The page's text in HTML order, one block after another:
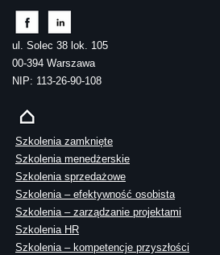
ul. Solec 38 lok. 105
00-394 Warszawa
NIP: 113-26-90-108
Szkolenia zamknięte
Szkolenia menedżerskie
Szkolenia sprzedażowe
Szkolenia – efektywność osobista
Szkolenia – zarządzanie projektami
Szkolenia HR
Szkolenia – kompetencje przyszłości